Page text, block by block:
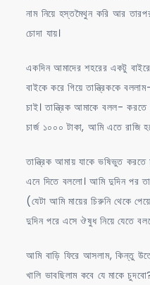
নাম নিয়ে হস্তমৈথুন করি আর
চোদা যায়।
একদিন আমাদের শহরের একটু বাইরে
বাইকে করে গিয়ে তান্ত্রিককে
চাই। তান্ত্রিক আমাকে বলল-
চার্জ ১০০০ টাকা, আমি এতে রাজি
তান্ত্রিক আমায় যাকে ভষিভুত
এনে দিতে বললো। আমি দুদিন পর
(যেটা আমি মায়ের চিরুনি থেকে
দুদিন পরে এসে ঔষুধ নিয়ে যেতে
আমি বাড়ি ফিরে আসলাম, কিন্তু
খালি ভাবছিলাম কবে যে মাকে